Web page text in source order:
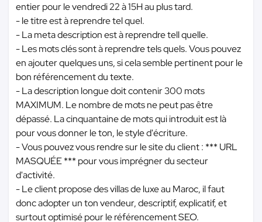
entier pour le vendredi 22 à 15H au plus tard.
- le titre est à reprendre tel quel.
- La meta description est à reprendre tell quelle.
- Les mots clés sont à reprendre tels quels. Vous pouvez
en ajouter quelques uns, si cela semble pertinent pour le
bon référencement du texte.
- La description longue doit contenir 300 mots
MAXIMUM. Le nombre de mots ne peut pas être
dépassé. La cinquantaine de mots qui introduit est là
pour vous donner le ton, le style d'écriture.
- Vous pouvez vous rendre sur le site du client : *** URL
MASQUÉE *** pour vous imprégner du secteur
d'activité.
- Le client propose des villas de luxe au Maroc, il faut
donc adopter un ton vendeur, descriptif, explicatif, et
surtout optimisé pour le référencement SEO.